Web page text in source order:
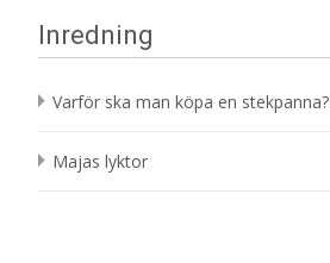
Inredning
Varför ska man köpa en stekpanna?
Majas lyktor